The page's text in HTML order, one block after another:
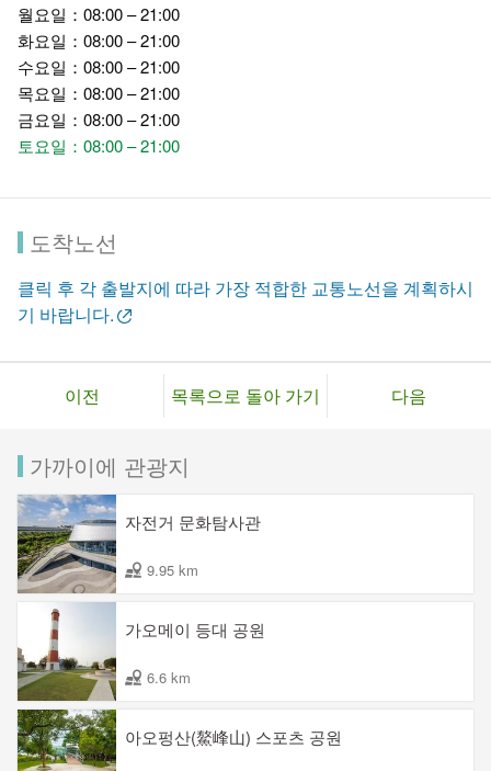
월요일：08:00 – 21:00
화요일：08:00 – 21:00
수요일：08:00 – 21:00
목요일：08:00 – 21:00
금요일：08:00 – 21:00
토요일：08:00 – 21:00
도착노선
클릭 후 각 출발지에 따라 가장 적합한 교통노선을 계획하시
기 바랍니다.
이전 목록으로 돌아 가기 다음
가까이에 관광지
자전거 문화탐사관
9.95 km
가오메이 등대 공원
6.6 km
아오펑산(鰲峰山) 스포츠 공원